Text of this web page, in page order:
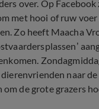
over. Op
met hooi of ruw
Zo heeft Maacha
naar de
de grote grazers